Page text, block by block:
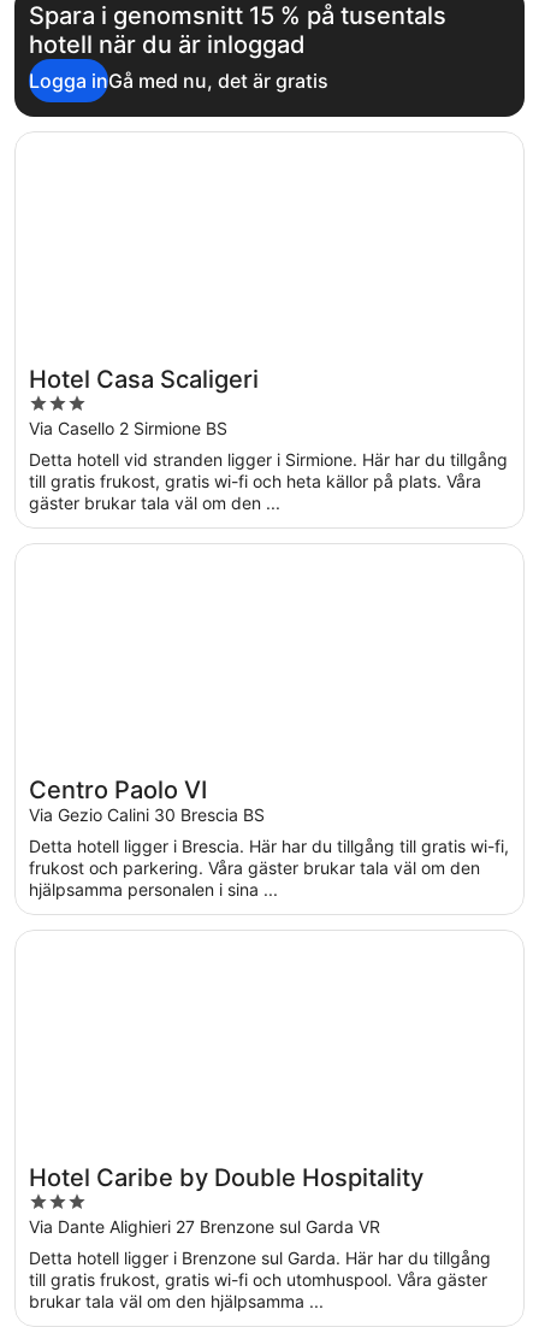
Spara i genomsnitt 15 % på tusentals
hotell när du är inloggad
Logga inGå med nu, det är gratis
Hotel Casa Scaligeri
3
out
of
5
Via Casello 2 Sirmione BS
Detta hotell vid stranden ligger i Sirmione. Här har du tillgång
till gratis frukost, gratis wi-fi och heta källor på plats. Våra
gäster brukar tala väl om den ...
Öppnas i ett nytt fönster
Hotel Casa Scaligeri
Centro Paolo VI
Via Gezio Calini 30 Brescia BS
Detta hotell ligger i Brescia. Här har du tillgång till gratis wi-fi,
frukost och parkering. Våra gäster brukar tala väl om den
hjälpsamma personalen i sina ...
Öppnas i ett nytt fönster
Centro Paolo VI
Hotel Caribe by Double Hospitality
3
out
of
5
Via Dante Alighieri 27 Brenzone sul Garda VR
Detta hotell ligger i Brenzone sul Garda. Här har du tillgång
till gratis frukost, gratis wi-fi och utomhuspool. Våra gäster
brukar tala väl om den hjälpsamma ...
Öppnas i ett nytt fönster
Hotel Caribe by Double Hospitality